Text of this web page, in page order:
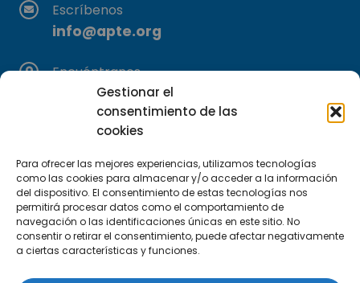
Gestionar el
consentimiento de las
cookies
Para ofrecer las mejores experiencias, utilizamos tecnologías
como las cookies para almacenar y/o acceder a la información
del dispositivo. El consentimiento de estas tecnologías nos
permitirá procesar datos como el comportamiento de
navegación o las identificaciones únicas en este sitio. No
consentir o retirar el consentimiento, puede afectar negativamente
a ciertas características y funciones.
Escríbenos
info@apte.org
Encuéntranos
C/Marie Curie, 35
29590 Campanillas, Málaga
Suscríbete a nuestra Newsletter